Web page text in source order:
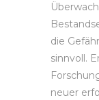
die
sinnvoll.
neuer